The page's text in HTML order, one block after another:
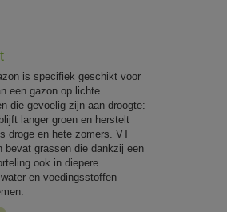
is specifiek geschikt voor
een gazon op lichte
die gevoelig zijn aan droogte:
langer groen en herstelt
droge en hete zomers. VT
bevat grassen die dankzij een
ook in diepere
en voedingsstoffen